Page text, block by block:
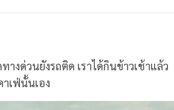
งด่วนยังรถติด เราได้กินข้าวเช้าแล้ว
เฟ่นั้นเอง